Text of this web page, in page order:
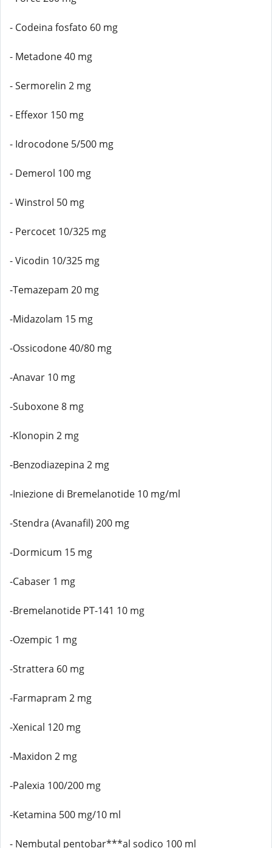
- Codeina fosfato 60 mg
- Metadone 40 mg
- Sermorelin 2 mg
- Effexor 150 mg
- Idrocodone 5/500 mg
- Demerol 100 mg
- Winstrol 50 mg
- Percocet 10/325 mg
- Vicodin 10/325 mg
-Temazepam 20 mg
-Midazolam 15 mg
-Ossicodone 40/80 mg
-Anavar 10 mg
-Suboxone 8 mg
-Klonopin 2 mg
-Benzodiazepina 2 mg
-Iniezione di Bremelanotide 10 mg/ml
-Stendra (Avanafil) 200 mg
-Dormicum 15 mg
-Cabaser 1 mg
-Bremelanotide PT-141 10 mg
-Ozempic 1 mg
-Strattera 60 mg
-Farmapram 2 mg
-Xenical 120 mg
-Maxidon 2 mg
-Palexia 100/200 mg
-Ketamina 500 mg/10 ml
- Nembutal pentobar***al sodico 100 ml